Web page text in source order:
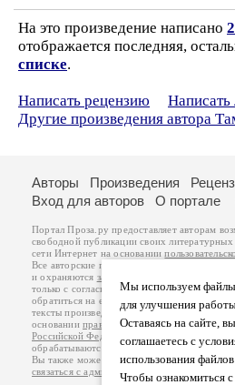
На это произведение написано
отображается последняя,
списке.
Написать рецензию
Другие произведения автора
Мы используем
для улучшения
Оставаясь на сайте, вы
соглашаетесь с
использования
Чтобы ознакомиться с
Авторы Произведения
Вход для авторов
О портале
Портал Проза.ру предоставляет авторам
свободной публикации своих литературных
сети Интернет на основании
Все авторские права на произведения
и охраняются законом
. Перепечатка
только с согласия его автора, к которому
обратиться на его авторской странице.
тексты произведений авторы несут
основанииправил публикациии
Российской Федерации
обрабатываются на основанииПолитики
Вы также можете посмотреть более
связаться с администрацией